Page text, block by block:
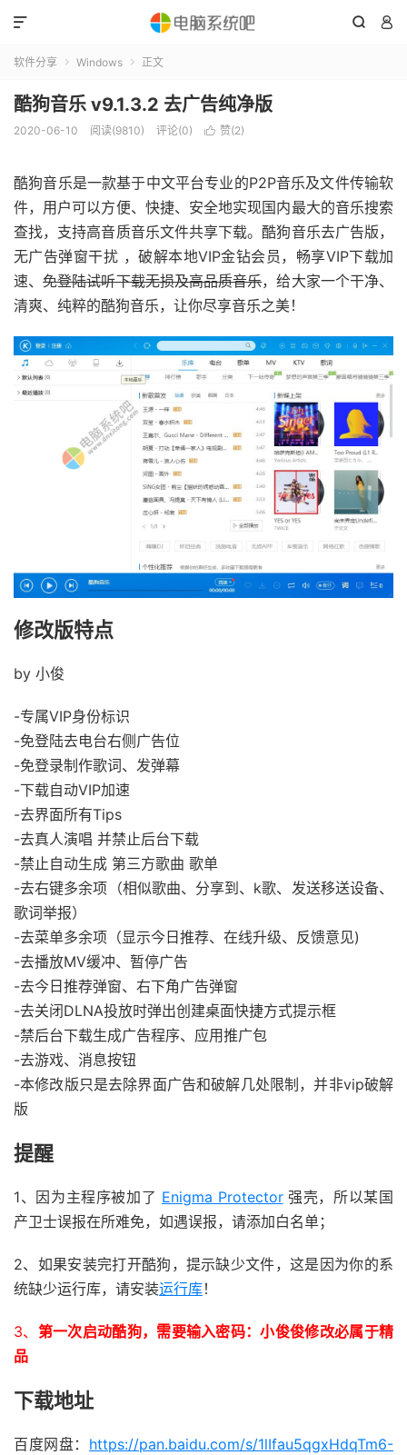
 

软件分享  Windows  正文
酷狗音乐 v9.1.3.2 去广告纯净版
2020-06-10 阅读(9810) 评论(0)  赞(2)
酷狗音乐是一款基于中文平台专业的P2P音乐及文件传输软
件，用户可以方便、快捷、安全地实现国内最大的音乐搜索
查找，支持高音质音乐文件共享下载。酷狗音乐去广告版，
无广告弹窗干扰 ，破解本地VIP金钻会员，畅享VIP下载加
速、免登陆试听下载无损及高品质音乐，给大家一个干净、
清爽、纯粹的酷狗音乐，让你尽享音乐之美！
修改版特点
by 小俊
-专属VIP身份标识
-免登陆去电台右侧广告位
-免登录制作歌词、发弹幕
-下载自动VIP加速
-去界面所有Tips
-去真人演唱 并禁止后台下载
-禁止自动生成 第三方歌曲 歌单
-去右键多余项（相似歌曲、分享到、k歌、发送移送设备、
歌词举报）
-去菜单多余项（显示今日推荐、在线升级、反馈意见)
-去播放MV缓冲、暂停广告
-去今日推荐弹窗、右下角广告弹窗
-去关闭DLNA投放时弹出创建桌面快捷方式提示框
-禁后台下载生成广告程序、应用推广包
-去游戏、消息按钮
-本修改版只是去除界面广告和破解几处限制，并非vip破解
版
提醒
1、因为主程序被加了 Enigma Protector强壳，所以某国
产卫士误报在所难免，如遇误报，请添加白名单；
2、如果安装完打开酷狗，提示缺少文件，这是因为你的系
统缺少运行库，请安装运行库！
3、 第一次启动酷狗，需要输入密码：小俊俊修改必属于精
品
下载地址
百度网盘： https://pan.baidu.com/s/1lIfau5qgxHdqTm6-